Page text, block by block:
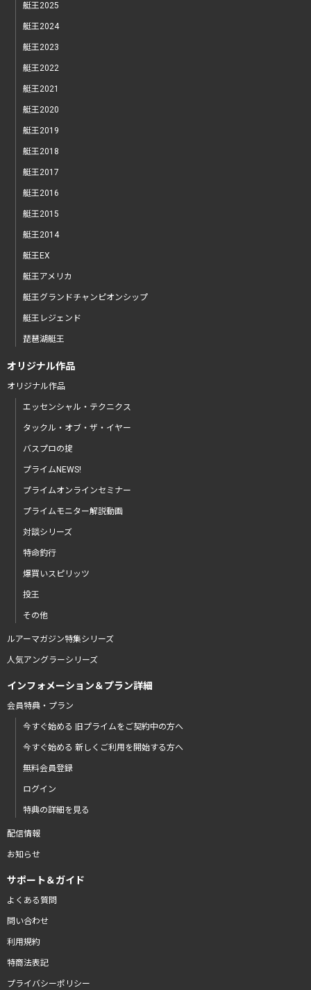
艇王2025
艇王2024
艇王2023
艇王2022
艇王2021
艇王2020
艇王2019
艇王2018
艇王2017
艇王2016
艇王2015
艇王2014
艇王EX
艇王アメリカ
艇王グランドチャンピオンシップ
艇王レジェンド
琵琶湖艇王
オリジナル作品
オリジナル作品
エッセンシャル・テクニクス
タックル・オブ・ザ・イヤー
バスプロの掟
プライムNEWS!
プライムオンラインセミナー
プライムモニター解説動画
対談シリーズ
特命釣行
爆買いスピリッツ
投王
その他
ルアーマガジン特集シリーズ
人気アングラーシリーズ
インフォメーション＆プラン詳細
会員特典・プラン
今すぐ始める 旧プライムをご契約中の方へ
今すぐ始める 新しくご利用を開始する方へ
無料会員登録
ログイン
特典の詳細を見る
配信情報
お知らせ
サポート＆ガイド
よくある質問
問い合わせ
利用規約
特商法表記
プライバシーポリシー